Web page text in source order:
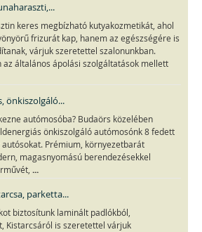
keres megbízható kutyakozmetikát, ahol
frizurát kap, hanem az egészségére is
várjuk szeretettel szalonunkban.
az általános ápolási szolgáltatások mellett
önkiszolgáló...
autómosóba? Budaörs közelében
önkiszolgáló autómosónk 8 fedett
Prémium, környezetbarát
magasnyomású berendezésekkel
...
parketta...
biztosítunk laminált padlókból,
Kistarcsáról is szeretettel várjuk